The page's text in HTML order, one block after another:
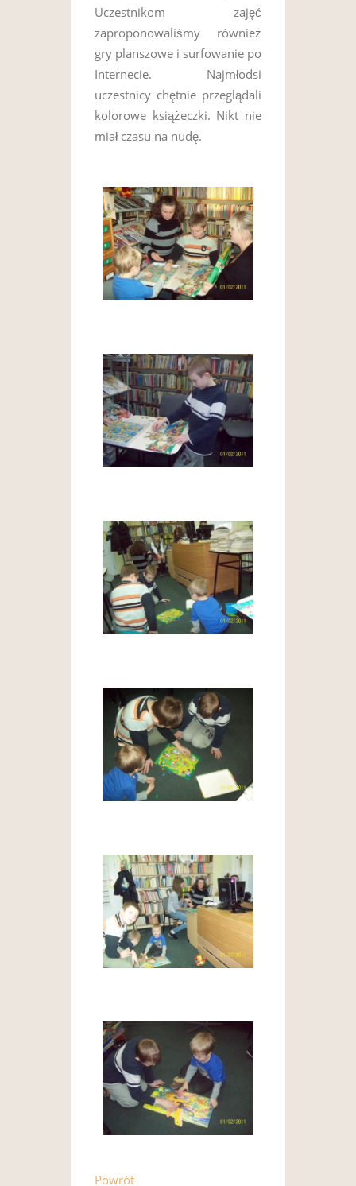
Uczestnikom zajęć
zaproponowaliśmy również
gry planszowe i surfowanie po
Internecie. Najmłodsi
uczestnicy chętnie przeglądali
kolorowe książeczki. Nikt nie
miał czasu na nudę.
Powrót